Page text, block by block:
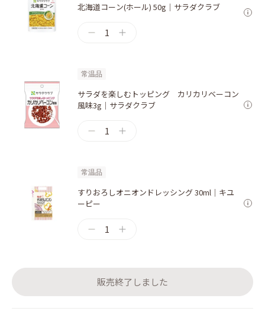
北海道コーン(ホール) 50g｜サラダクラブ
1
常温品
サラダを楽しむトッピング カリカリベーコン
風味3g｜サラダクラブ
1
常温品
すりおろしオニオンドレッシング 30ml｜キユ
ーピー
1
販売終了しました